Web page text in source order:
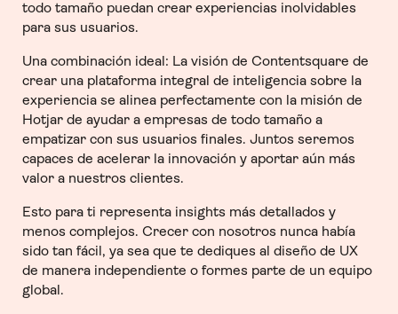
todo tamaño puedan crear experiencias inolvidables
para sus usuarios.
Una combinación ideal: La visión de Contentsquare de
crear una plataforma integral de inteligencia sobre la
experiencia se alinea perfectamente con la misión de
Hotjar de ayudar a empresas de todo tamaño a
empatizar con sus usuarios finales. Juntos seremos
capaces de acelerar la innovación y aportar aún más
valor a nuestros clientes.
Esto para ti representa insights más detallados y
menos complejos. Crecer con nosotros nunca había
sido tan fácil, ya sea que te dediques al diseño de UX
de manera independiente o formes parte de un equipo
global.